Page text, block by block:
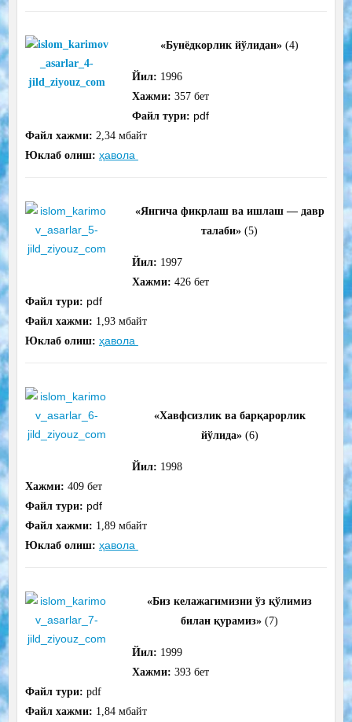
«Бунёдкорлик йўлидан» (4)
Йил: 1996
Хажми: 357 бет
Файл тури: pdf
Файл хажми: 2,34 мбайт
Юклаб олиш: ҳавола
«Янгича фикрлаш ва ишлаш — давр
талаби» (5)
Йил: 1997
Хажми: 426 бет
Файл тури: pdf
Файл хажми: 1,93 мбайт
Юклаб олиш: ҳавола
«Хавфсизлик ва барқарорлик
йўлида» (6)
Йил: 1998
Хажми: 409 бет
Файл тури: pdf
Файл хажми: 1,89 мбайт
Юклаб олиш: ҳавола
«Биз келажагимизни ўз қўлимиз
билан қурамиз» (7)
Йил: 1999
Хажми: 393бет
Файл тури: pdf
Файл хажми: 1,84 мбайт